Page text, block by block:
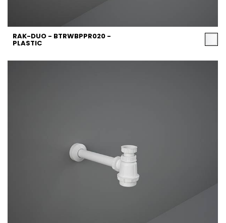
RAK-DUO - BTRWBPPR020 -
PLASTIC